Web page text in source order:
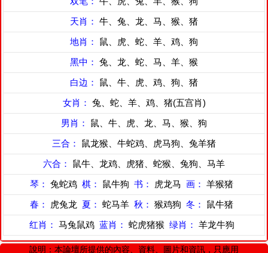
天肖： 牛、兔、龙、马、猴、猪
地肖： 鼠、虎、蛇、羊、鸡、狗
黑中： 兔、龙、蛇、马、羊、猴
白边： 鼠、牛、虎、鸡、狗、猪
女肖： 兔、蛇、羊、鸡、猪(五宫肖)
男肖： 鼠、牛、虎、龙、马、猴、狗
三合： 鼠龙猴、牛蛇鸡、虎马狗、兔羊猪
六合： 鼠牛、龙鸡、虎猪、蛇猴、兔狗、马羊
琴： 兔蛇鸡 棋： 鼠牛狗 书： 虎龙马 画： 羊猴猪
春：
虎兔龙 夏： 蛇马羊 秋： 猴鸡狗 冬： 鼠牛猪
红肖： 马兔鼠鸡 蓝肖： 蛇虎猪猴 绿肖： 羊龙牛狗
說明：本論壇所提供的內容、資料、圖片和資訊，只應用